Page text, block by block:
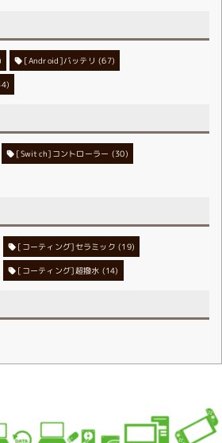
[Android]バッテリ (67)
[Switch]コントローラー (30)
[コーティング]セラミック (19)
[コーティング]超撥水 (14)